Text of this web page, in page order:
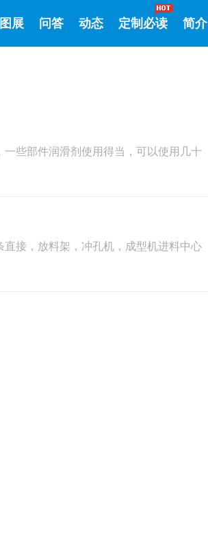
图展 问答 动态 定制必读 简介
些部件润滑剂使用得当，可以使用几十
接，放料架，冲孔机，成型机进料中心